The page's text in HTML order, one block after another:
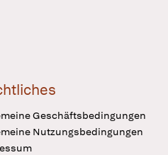
Geschäftsbedingungen
Nutzungsbedingungen